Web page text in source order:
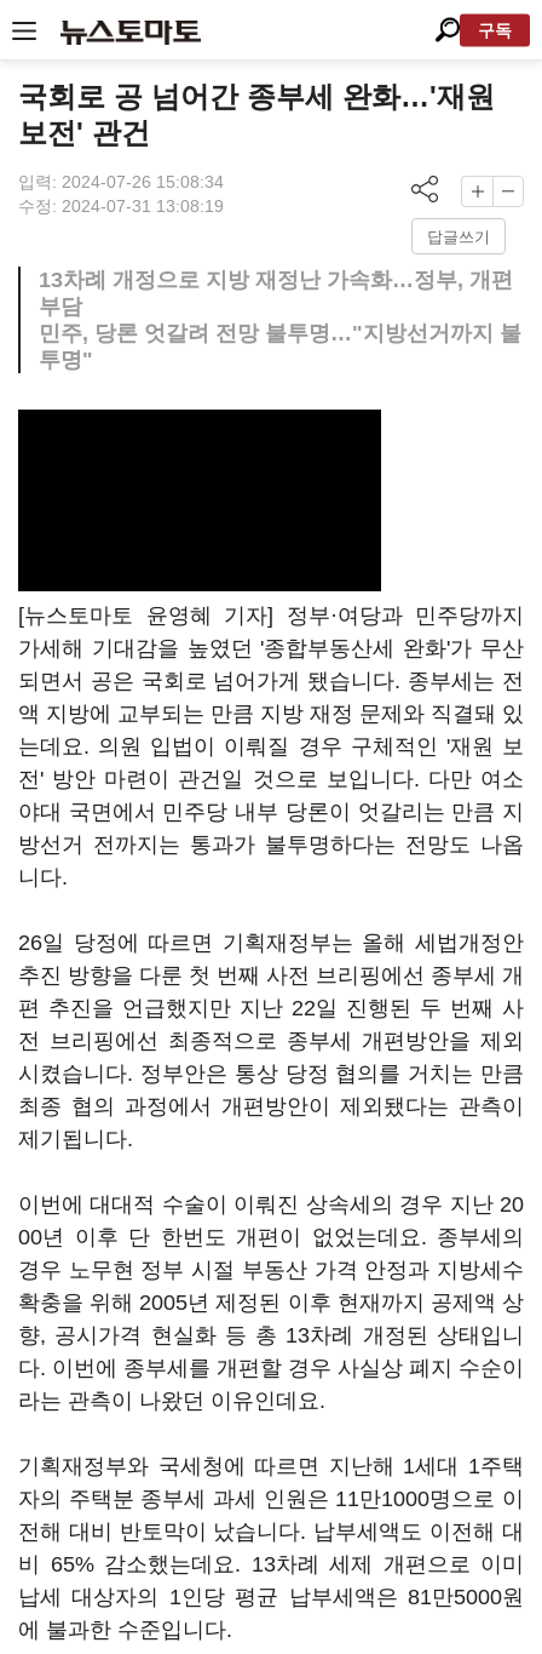
구독
국회로 공 넘어간 종부세 완화…'재원
보전' 관건
입력: 2024-07-26 15:08:34
수정: 2024-07-31 13:08:19
답글쓰기
13차례 개정으로 지방 재정난 가속화…정부, 개편
부담
민주, 당론 엇갈려 전망 불투명…"지방선거까지 불
투명"
[뉴스토마토 윤영혜 기자] 정부·여당과 민주당까지
가세해 기대감을 높였던 '종합부동산세 완화'가 무산
되면서 공은 국회로 넘어가게 됐습니다. 종부세는 전
액 지방에 교부되는 만큼 지방 재정 문제와 직결돼 있
는데요. 의원 입법이 이뤄질 경우 구체적인 '재원 보
전' 방안 마련이 관건일 것으로 보입니다. 다만 여소
야대 국면에서 민주당 내부 당론이 엇갈리는 만큼 지
방선거 전까지는 통과가 불투명하다는 전망도 나옵
니다.
26일 당정에 따르면 기획재정부는 올해 세법개정안
추진 방향을 다룬 첫 번째 사전 브리핑에선 종부세 개
편 추진을 언급했지만 지난 22일 진행된 두 번째 사
전 브리핑에선 최종적으로 종부세 개편방안을 제외
시켰습니다. 정부안은 통상 당정 협의를 거치는 만큼
최종 협의 과정에서 개편방안이 제외됐다는 관측이
제기됩니다.
이번에 대대적 수술이 이뤄진 상속세의 경우 지난 20
00년 이후 단 한번도 개편이 없었는데요. 종부세의
경우 노무현 정부 시절 부동산 가격 안정과 지방세수
확충을 위해 2005년 제정된 이후 현재까지 공제액 상
향, 공시가격 현실화 등 총 13차례 개정된 상태입니
다. 이번에 종부세를 개편할 경우 사실상 폐지 수순이
라는 관측이 나왔던 이유인데요.
기획재정부와 국세청에 따르면 지난해 1세대 1주택
자의 주택분 종부세 과세 인원은 11만1000명으로 이
전해 대비 반토막이 났습니다. 납부세액도 이전해 대
비 65% 감소했는데요. 13차례 세제 개편으로 이미
납세 대상자의 1인당 평균 납부세액은 81만5000원
에 불과한 수준입니다.